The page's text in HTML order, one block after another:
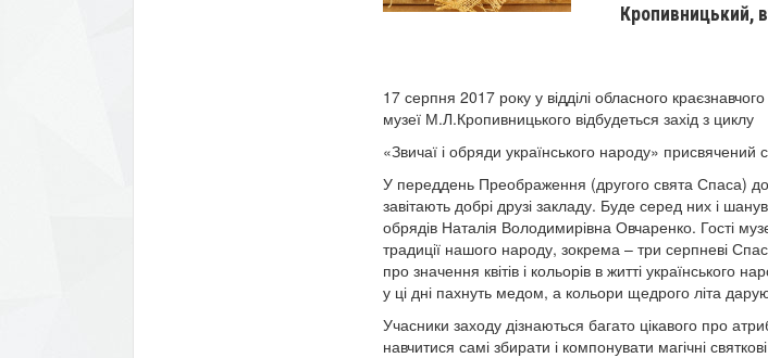
Кропивницький,
17 серпня 2017 року у відділі обласного
музеї М.Л.Кропивницького відбудеться захід з циклу
«Звичаї і обряди українського народу» присвячений
У переддень Преображення (другого свята Спаса)
завітають добрі друзі закладу. Буде серед них і
обрядів Наталія Володимирівна Овчаренко. Гості
традиції нашого народу, зокрема – три серпневі
про значення квітів і кольорів в житті українського
у ці дні пахнуть медом, а кольори щедрого літа
Учасники заходу дізнаються багато цікавого про
навчитися самі збирати і компонувати магічні